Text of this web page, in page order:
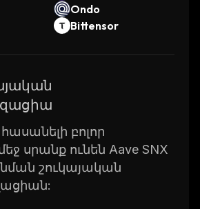
Ondo
Bittensor
հասանելի բոլոր
սրանք ունեն Aave SNX
շուկայական